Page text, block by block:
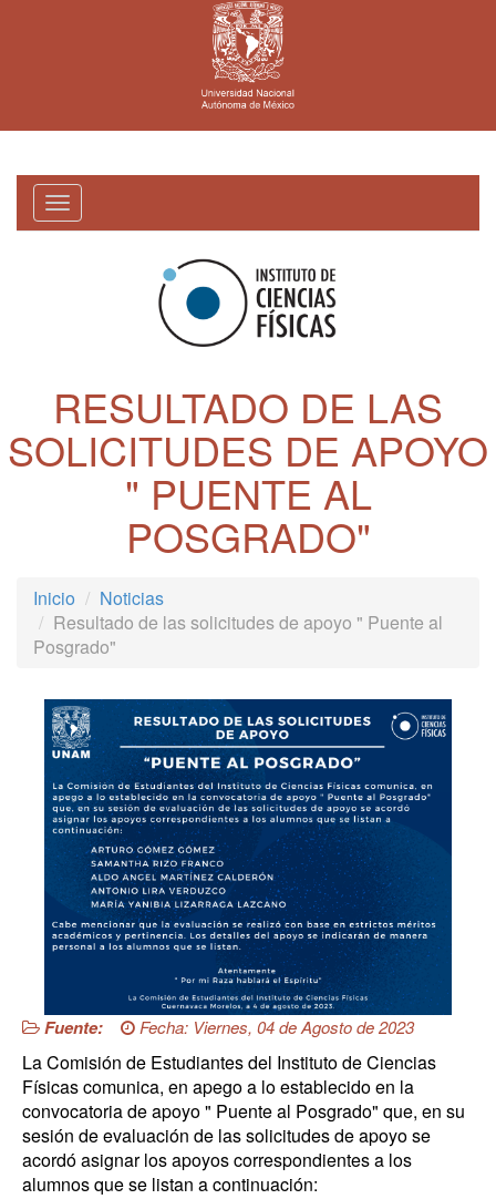
Toggle
navigation
RESULTADO DE LAS
SOLICITUDES DE APOYO
" PUENTE AL
POSGRADO"
Inicio
Noticias
Resultado de las solicitudes de apoyo " Puente al
Posgrado"
Fuente: Fecha: Viernes, 04 de Agosto de 2023
La Comisión de Estudiantes del Instituto de Ciencias
Físicas comunica, en apego a lo establecido en la
convocatoria de apoyo " Puente al Posgrado" que, en su
sesión de evaluación de las solicitudes de apoyo se
acordó asignar los apoyos correspondientes a los
alumnos que se listan a continuación: